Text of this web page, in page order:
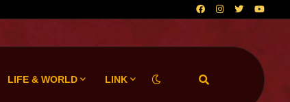
LIFE & WORLD LINK